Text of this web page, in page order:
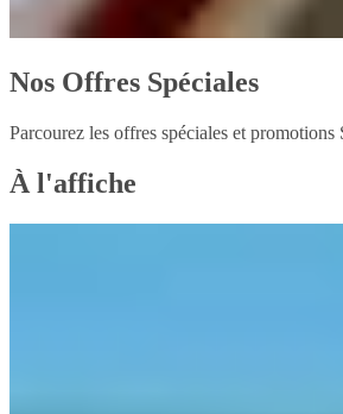
Nos Offres Spéciales
Parcourez les offres spéciales et promotions
À l'affiche